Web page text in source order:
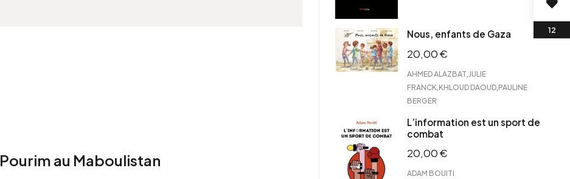
Pourim au Maboulistan
Nous, enfants de Gaza
20,00€
AHMED ALAZBAT JULIE
FRANCK KHLOUD DAOUD PAULINE
BERGER
L’information est un sport de
combat
20,00€
ADAM BOUITI